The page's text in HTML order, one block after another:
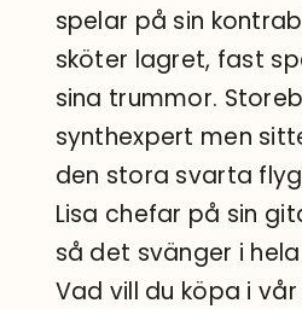
spelar på sin
sköter lagret, fast
sina trummor.
synthexpert men
den stora svarta
Lisa chefar på sin
så det svänger i
Vad vill du köpa i